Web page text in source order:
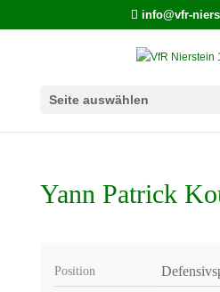
info@vfr-
Seite auswählen
Yann Patrick
Position